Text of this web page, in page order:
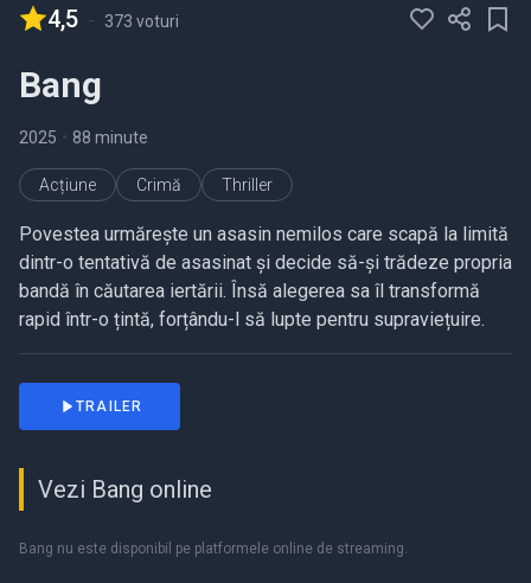
4,5 - 373 voturi
Bang
2025 • 88 minute
Acțiune Crimă Thriller
Povestea urmărește un asasin nemilos care scapă la limită
dintr-o tentativă de asasinat și decide să-și trădeze propria
bandă în căutarea iertării. Însă alegerea sa îl transformă
rapid într-o țintă, forțându-l să lupte pentru supraviețuire.
TRAILER
Vezi Bang online
Bang nu este disponibil pe platformele online de streaming.